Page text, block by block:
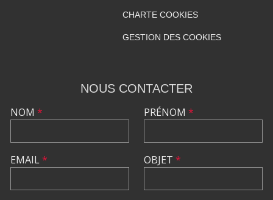
CHARTE COOKIES
GESTION DES COOKIES
NOUS CONTACTER
NOM *
EMAIL*
PRÉNOM *
OBJET *